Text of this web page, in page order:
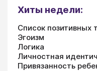
Хиты недели:
Список позитивных
Эгоизм
Логика
Личностная
Привязанность